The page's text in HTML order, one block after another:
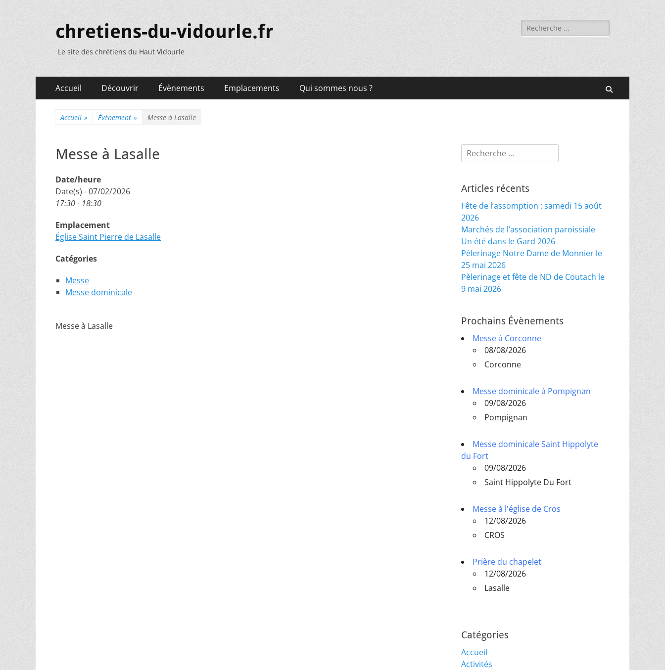
chretiens-du-vidourle.fr
Le site des chrétiens du Haut Vidourle
Rechercher :
Menu
principal
Accueil Découvrir Évènements Emplacements Qui sommes nous ?
Accueil » Évènement » Messe à Lasalle
Messe à Lasalle
Date/heure
Date(s) - 07/02/2026
17:30 - 18:30
Emplacement
Église Saint Pierre de Lasalle
Catégories
Messe
Messe dominicale
Messe à Lasalle
Rechercher :
Articles récents
Fête de l’assomption : samedi 15 août
2026
Marchés de l’association paroissiale
Un été dans le Gard 2026
Pèlerinage Notre Dame de Monnier le
25 mai 2026
Pèlerinage et fête de ND de Coutach le
9 mai 2026
Prochains Évènements
Messe à Corconne
08/08/2026
Corconne
Messe dominicale à Pompignan
09/08/2026
Pompignan
Messe dominicale Saint Hippolyte
du Fort
09/08/2026
Saint Hippolyte Du Fort
Messe à l'église de Cros
12/08/2026
CROS
Prière du chapelet
12/08/2026
Lasalle
Catégories
Accueil
Activités